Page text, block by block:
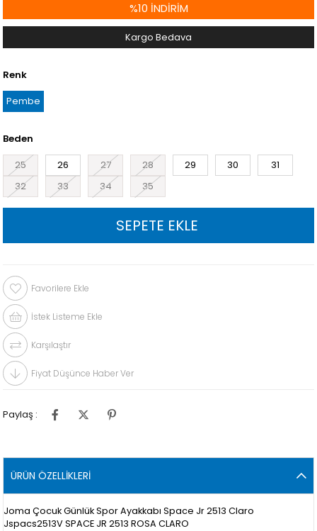
%10 İNDIRIM
Kargo Bedava
Renk
Pembe
Beden
25
26 27 28 29 30
31
32
33 34 35
Favorilere Ekle
İstek Listeme Ekle
Karşılaştır
Fiyat Düşünce Haber Ver
Paylaş :
ÜRÜN ÖZELLIKLERI
Joma Çocuk Günlük Spor Ayakkabı Space Jr 2513 Claro
Jspacs2513V SPACE JR 2513 ROSA CLARO